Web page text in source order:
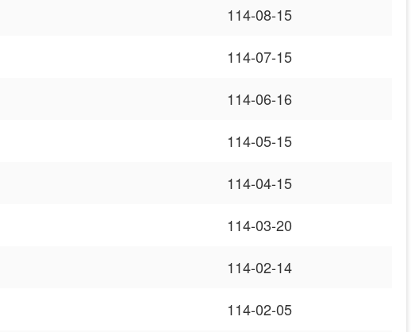
114-08-15
114-07-15
114-06-16
114-05-15
114-04-15
114-03-20
114-02-14
114-02-05